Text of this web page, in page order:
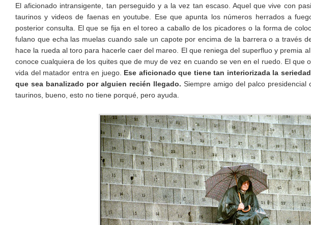
El aficionado intransigente, tan perseguido y a la vez tan escaso. Aquel que vive con
taurinos y videos de faenas en youtube. Ese que apunta los números herrados a
posterior consulta. El que se fija en el toreo a caballo de los picadores o la forma de
fulano que echa las muelas cuando sale un capote por encima de la barrera o a través
hace la rueda al toro para hacerle caer del mareo. El que reniega del superfluo y premia
conoce cualquiera de los quites que de muy de vez en cuando se ven en el ruedo. El que
vida del matador entra en juego. Ese aficionado que tiene tan interiorizada la
que sea banalizado por alguien recién llegado. Siempre amigo del palco
taurinos, bueno, esto no tiene porqué, pero ayuda.